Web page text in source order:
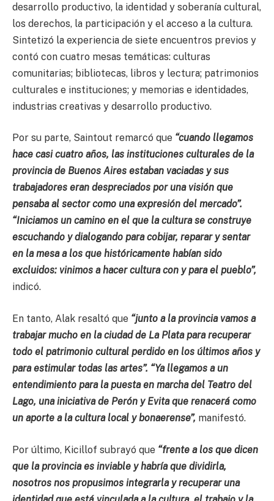
desarrollo productivo, la identidad y soberanía cultural,
los derechos, la participación y el acceso a la cultura.
Sintetizó la experiencia de siete encuentros previos y
contó con cuatro mesas temáticas: culturas
comunitarias; bibliotecas, libros y lectura; patrimonios
culturales e instituciones; y memorias e identidades,
industrias creativas y desarrollo productivo.
Por su parte, Saintout remarcó que “cuando llegamos
hace casi cuatro años, las instituciones culturales de la
provincia de Buenos Aires estaban vaciadas y sus
trabajadores eran despreciados por una visión que
pensaba al sector como una expresión del mercado”.
“Iniciamos un camino en el que la cultura se construye
escuchando y dialogando para cobijar, reparar y sentar
en la mesa a los que históricamente habían sido
excluidos: vinimos a hacer cultura con y para el pueblo”,
indicó.
En tanto, Alak resaltó que “junto a la provincia vamos a
trabajar mucho en la ciudad de La Plata para recuperar
todo el patrimonio cultural perdido en los últimos años y
para estimular todas las artes”. “Ya llegamos a un
entendimiento para la puesta en marcha del Teatro del
Lago, una iniciativa de Perón y Evita que renacerá como
un aporte a la cultura local y bonaerense”, manifestó.
Por último, Kicillof subrayó que “frente a los que dicen
que la provincia es inviable y habría que dividirla,
nosotros nos propusimos integrarla y recuperar una